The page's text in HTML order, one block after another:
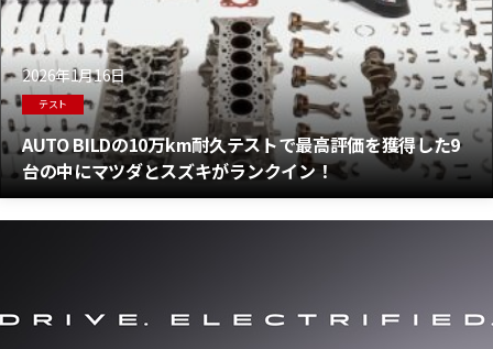
2026年1月16日
テスト
AUTO BILDの10万km耐久テストで最高評価を獲得した9
台の中にマツダとスズキがランクイン！